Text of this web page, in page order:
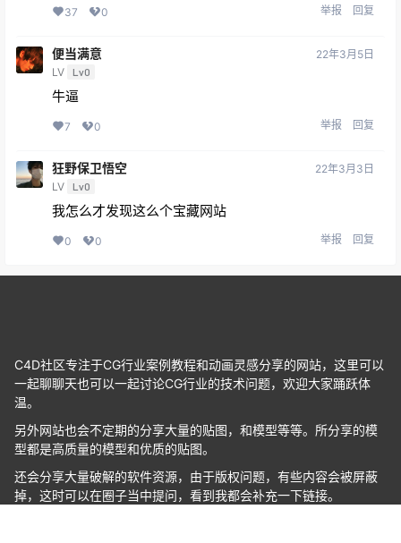
37 0 举报 回复
便当满意
LV Lv0
22年3月5日
牛逼
7 0 举报 回复
狂野保卫悟空
LV Lv0
22年3月3日
我怎么才发现这么个宝藏网站
0 0 举报 回复
C4D社区专注于CG行业案例教程和动画灵感分享的网站，这里可以
一起聊聊天也可以一起讨论CG行业的技术问题，欢迎大家踊跃体
温。
另外网站也会不定期的分享大量的贴图，和模型等等。所分享的模
型都是高质量的模型和优质的贴图。
还会分享大量破解的软件资源，由于版权问题，有些内容会被屏蔽
掉，这时可以在圈子当中提问，看到我都会补充一下链接。